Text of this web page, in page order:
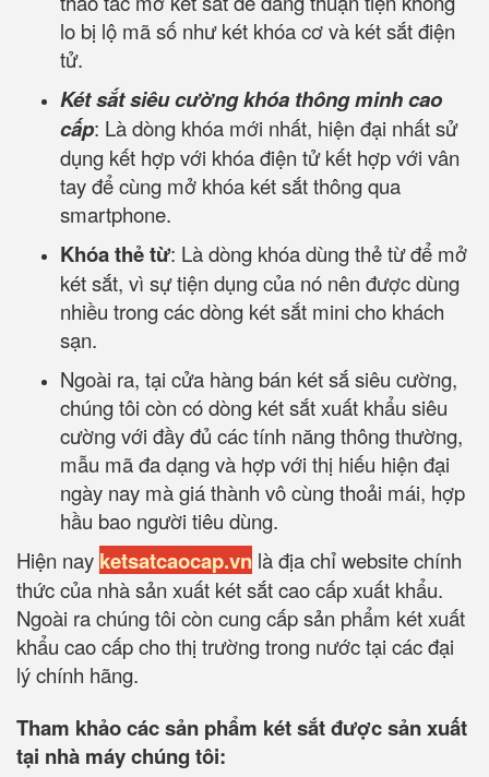
lo bị lộ mã số như két khóa cơ và két sắt điện
tử.
Két sắt siêu cường khóa thông minh cao
cấp: Là dòng khóa mới nhất, hiện đại nhất sử
dụng kết hợp với khóa điện tử kết hợp với vân
tay để cùng mở khóa két sắt thông qua
smartphone.
Khóa thẻ từ: Là dòng khóa dùng thẻ từ để mở
két sắt, vì sự tiện dụng của nó nên được dùng
nhiều trong các dòng két sắt mini cho khách
sạn.
Ngoài ra, tại cửa hàng bán két sắ siêu cường,
chúng tôi còn có dòng két sắt xuất khẩu siêu
cường với đầy đủ các tính năng thông thường,
mẫu mã đa dạng và hợp với thị hiếu hiện đại
ngày nay mà giá thành vô cùng thoải mái, hợp
hầu bao người tiêu dùng.
Hiện nay ketsatcaocap.vn là địa chỉ website chính
thức của nhà sản xuất két sắt cao cấp xuất khẩu.
Ngoài ra chúng tôi còn cung cấp sản phẩm két xuất
khẩu cao cấp cho thị trường trong nước tại các đại
lý chính hãng.
Tham khảo các sản phẩm két sắt được sản xuất
tại nhà máy chúng tôi: